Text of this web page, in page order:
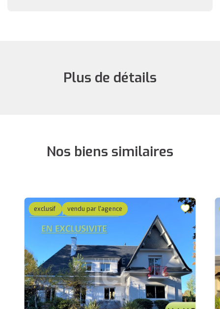
Plus de détails
Nos biens similaires
exclusif vendu par l'agence